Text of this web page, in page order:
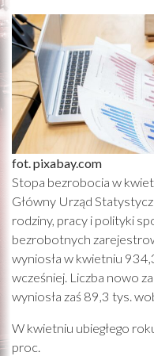
fot. pixabay.com
Stopa bezrobocia w
Główny Urząd
rodziny, pracy i polityki
bezrobotnych
wyniosła w kwietniu
wcześniej. Liczba nowo
wyniosła zaś 89,3 tys.
W kwietniu ubiegłego
proc.